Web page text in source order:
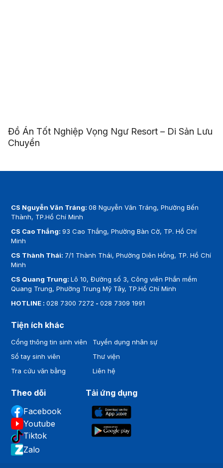
Đồ Án Tốt Nghiệp Vọng Ngư Resort – Di Sản Lưu
Chuyển
CS Nguyễn Văn Tráng:08 Nguyễn Văn Tráng, Phường Bến
Thành, TP.Hồ Chí Minh
CS Cao Thắng:93 Cao Thắng, Phường Bàn Cờ, TP. Hồ Chí
Minh
CS Thành Thái: 7/1 Thành Thái, Phường Diên Hồng, TP. Hồ Chí
Minh
CS Quang Trung:Lô 10, Đường số 3, Công viên Phần mềm
Quang Trung, Phường Trung Mỹ Tây, TP.Hồ Chí Minh
HOTLINE :028 7300 7272 -028 7309 1991
Tiện ích khác
Cổng thông tin sinh viên
Sổ tay sinh viên
Tra cứu văn bằng
Tuyển dụng nhân sự
Thư viện
Liên hệ
Theo dõi
Facebook
Youtube
Tiktok
Zalo
Tải ứng dụng